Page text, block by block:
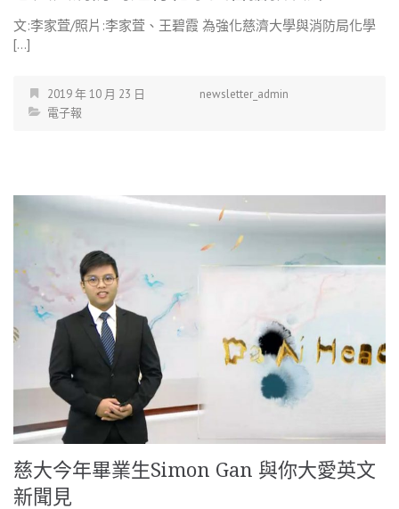
文:李家萓/照片:李家萓、王碧霞 為強化慈濟大學與消防局化學
[…]
2019 年 10 月 23 日
newsletter_admin
電子報
慈大今年畢業生Simon Gan 與你大愛英文
新聞見